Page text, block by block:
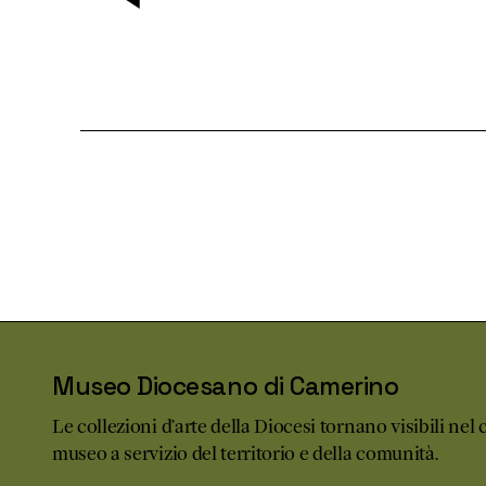
Museo Diocesano di Camerino
Le collezioni d’arte della Diocesi tornano visibili nel
museo a servizio del territorio e della comunità.